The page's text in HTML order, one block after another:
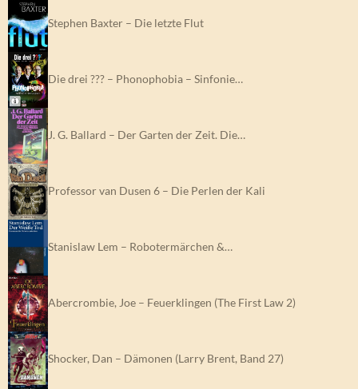
Stephen Baxter – Die letzte Flut
Die drei ??? – Phonophobia – Sinfonie…
J. G. Ballard – Der Garten der Zeit. Die…
Professor van Dusen 6 – Die Perlen der Kali
Stanislaw Lem – Robotermärchen &…
Abercrombie, Joe – Feuerklingen (The First Law 2)
Shocker, Dan – Dämonen (Larry Brent, Band 27)